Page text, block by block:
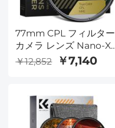
77mm CPL フィルター
カメラ レンズ Nano-X
シリーズ用 28 層の多層
ィルター
￥12,852 ￥7,140